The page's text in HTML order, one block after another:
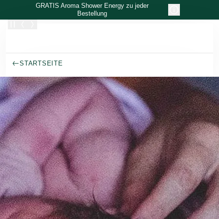
Zum Hauptinhalt wechseln
GRATIS Aroma Shower Energy zu jeder
Bestellung
STARTSEITE